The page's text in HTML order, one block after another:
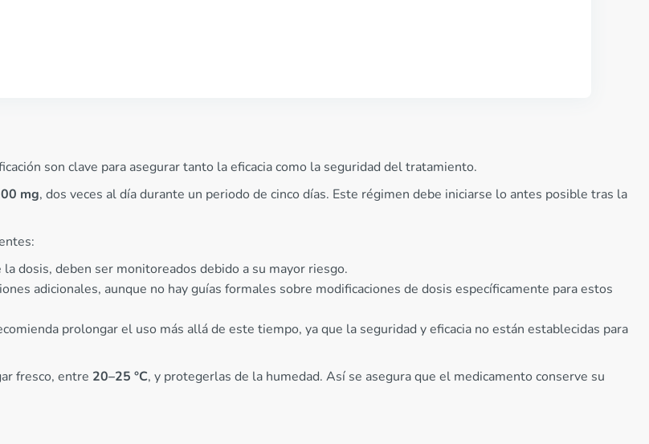
son clave para asegurar tanto la eficacia como la seguridad del tratamiento.
mg, dos veces al día durante un periodo de cinco días. Este régimen debe iniciarse lo antes posible tras la
dosis, deben ser monitoreados debido a su mayor riesgo.
adicionales, aunque no hay guías formales sobre modificaciones de dosis específicamente para estos
prolongar el uso más allá de este tiempo, ya que la seguridad y eficacia no están establecidas para
fresco, entre 20–25 °C, y protegerlas de la humedad. Así se asegura que el medicamento conserve su